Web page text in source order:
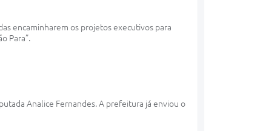
encaminharem os projetos executivos para
Para”.
Analice Fernandes. A prefeitura já enviou o